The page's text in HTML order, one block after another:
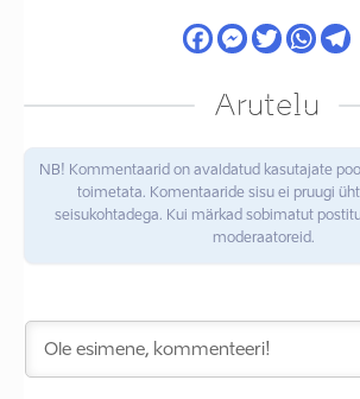
Arutelu
NB! Kommentaarid on avaldatud kasutajate
toimetata. Komentaaride sisu ei pruugi
seisukohtadega. Kui märkad sobimatut
moderaatoreid.